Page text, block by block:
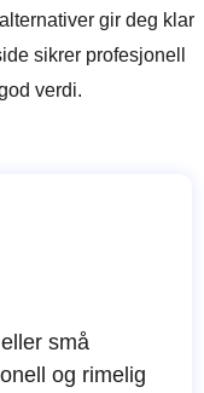
gir deg klar
sikrer profesjonell
verdi.
små
og rimelig